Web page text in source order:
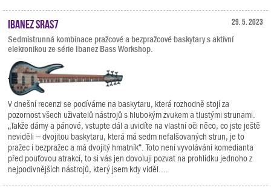
29. 5. 2023
Ibanez SRAS7
Sedmistrunná kombinace pražcové a bezpražcové baskytary s aktivní
elekronikou ze série Ibanez Bass Workshop.
V dnešní recenzi se podíváme na baskytaru, která rozhodně stojí za
pozornost všech uživatelů nástrojů s hlubokým zvukem a tlustými strunami.
„Takže dámy a pánové, vstupte dál a uvidíte na vlastní oči něco, co jste ještě
neviděli – dvojitou baskytaru, která má sedm nefalšovaných strun, je to
pražec i bezpražec a má dvojitý hmatník“. Toto není vyvolávání komedianta
před pouťovou atrakcí, to si vás jen dovoluji pozvat na prohlídku jednoho z
nejpodivnějších nástrojů, který jsem kdy viděl....